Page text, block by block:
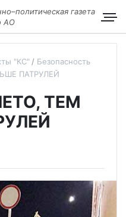
газета
АО
"КС"
Безопасность
ПАТРУЛЕЙ
ТЕМ